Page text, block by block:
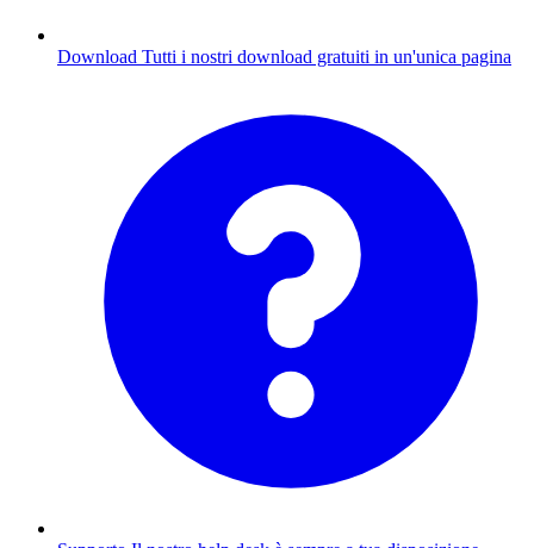
Download Tutti i nostri download gratuiti in un'unica pagina